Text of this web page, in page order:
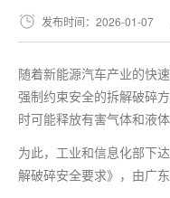
发布时间：2026-01-07
随着新能源汽车产业的快
强制约束安全的拆解破碎
时可能释放有害气体和液
为此，工业和信息化部下
解破碎安全要求》，由广